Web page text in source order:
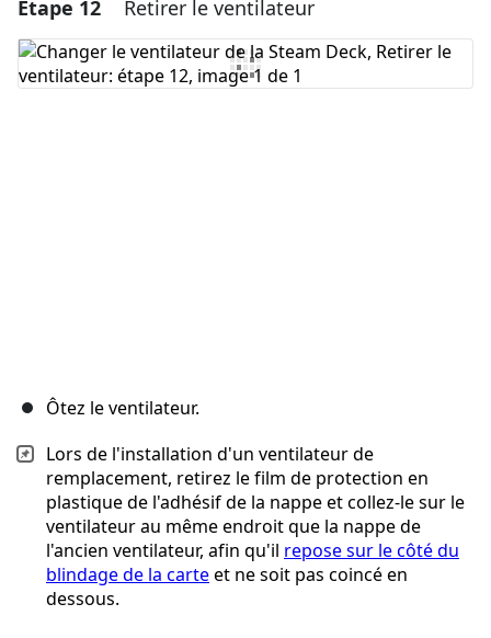
Ajouter un commentaire
Ajouter un commentaire
Étape 12 Retirer le ventilateur
Ôtez le ventilateur.
Lors de l'installation d'un ventilateur de
remplacement, retirez le film de protection en
plastique de l'adhésif de la nappe et collez-le sur le
ventilateur au même endroit que la nappe de
l'ancien ventilateur, afin qu'il repose sur le côté du
blindage de la carteet ne soit pas coincé en
dessous.